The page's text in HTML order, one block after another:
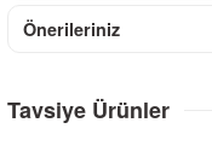
Önerileriniz
Tavsiye Ürünler